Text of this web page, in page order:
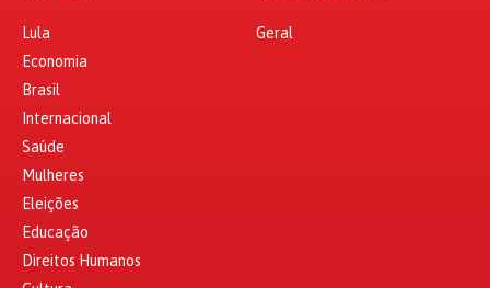
Lula
Economia
Brasil
Internacional
Saúde
Mulheres
Eleições
Educação
Direitos Humanos
Geral